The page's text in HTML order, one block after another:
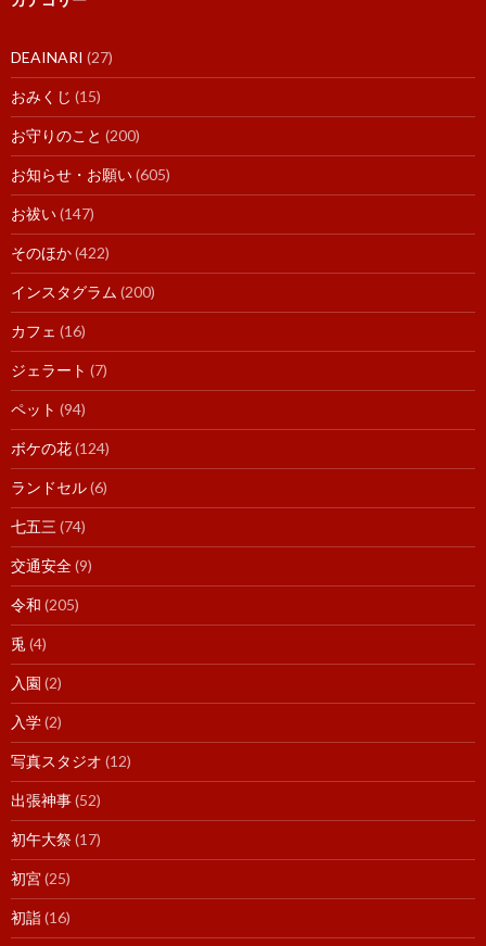
DEAINARI (27)
おみくじ (15)
お守りのこと (200)
お知らせ・お願い(605)
お祓い(147)
そのほか(422)
インスタグラム (200)
カフェ (16)
ジェラート (7)
ペット (94)
ボケの花(124)
ランドセル(6)
七五三 (74)
交通安全(9)
令和 (205)
兎 (4)
入園 (2)
入学(2)
写真スタジオ (12)
出張神事(52)
初午大祭(17)
初宮(25)
初詣(16)